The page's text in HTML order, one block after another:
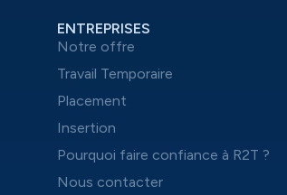
ENTREPRISES
Notre offre
Travail Temporaire
Placement
Insertion
Pourquoi faire confiance à R2T ?
Nous contacter